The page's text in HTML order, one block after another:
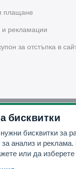
плащане
рекламации
за отстъпка в
в Telegram
бисквитки
бисквитки за
за анализ и
или да